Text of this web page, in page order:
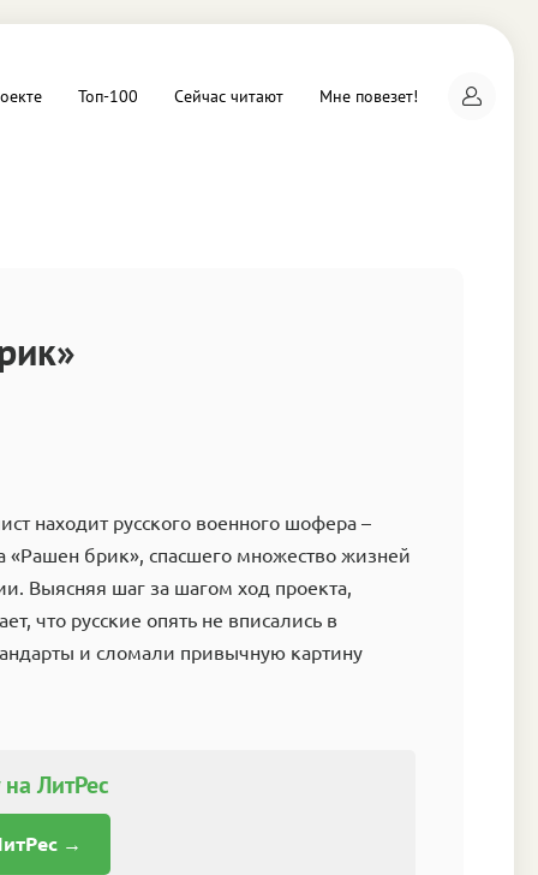
Топ-100 Сейчас читают Мне повезет!
находит русского военного шофера –
«Рашен брик», спасшего множество жизней
Выясняя шаг за шагом ход проекта,
что русские опять не вписались в
и сломали привычную картину
ЛитРес
→